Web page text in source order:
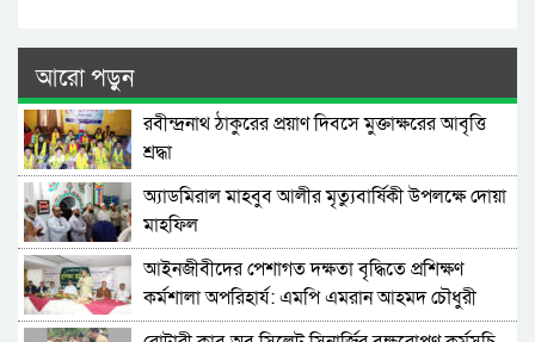
আরো পড়ুন
রবীন্দ্রনাথ ঠাকুরের প্রয়াণ দিবসে মুক্তাক্ষরের আবৃত্তি
শ্রদ্ধা
অ্যাডমিরাল মাহবুব আলীর মৃত্যুবার্ষিকী উপলক্ষে দোয়া
মাহফিল
‎আইনজীবীদের পেশাগত দক্ষতা বৃদ্ধিতে প্রশিক্ষণ
কর্মশালা অপরিহার্য: এমপি এমরান আহমদ চৌধুরী